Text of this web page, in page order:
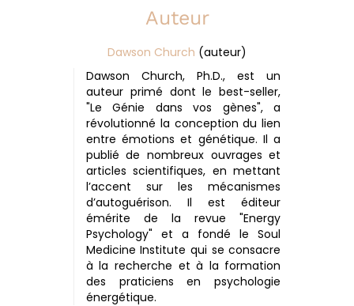
Auteur
Dawson Church (auteur)
Dawson Church, Ph.D., est un
auteur primé dont le best-seller,
"Le Génie dans vos gènes", a
révolutionné la conception du lien
entre émotions et génétique. Il a
publié de nombreux ouvrages et
articles scientifiques, en mettant
l’accent sur les mécanismes
d’autoguérison. Il est éditeur
émérite de la revue "Energy
Psychology" et a fondé le Soul
Medicine Institute qui se consacre
à la recherche et à la formation
des praticiens en psychologie
énergétique.